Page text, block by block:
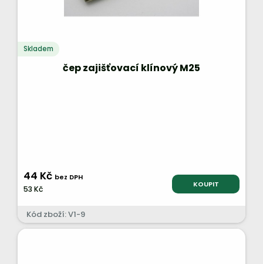
Skladem
čep zajišťovací klínový M25
44 Kč bez DPH
53 Kč KOUPIT
Kód zboží: V1-9